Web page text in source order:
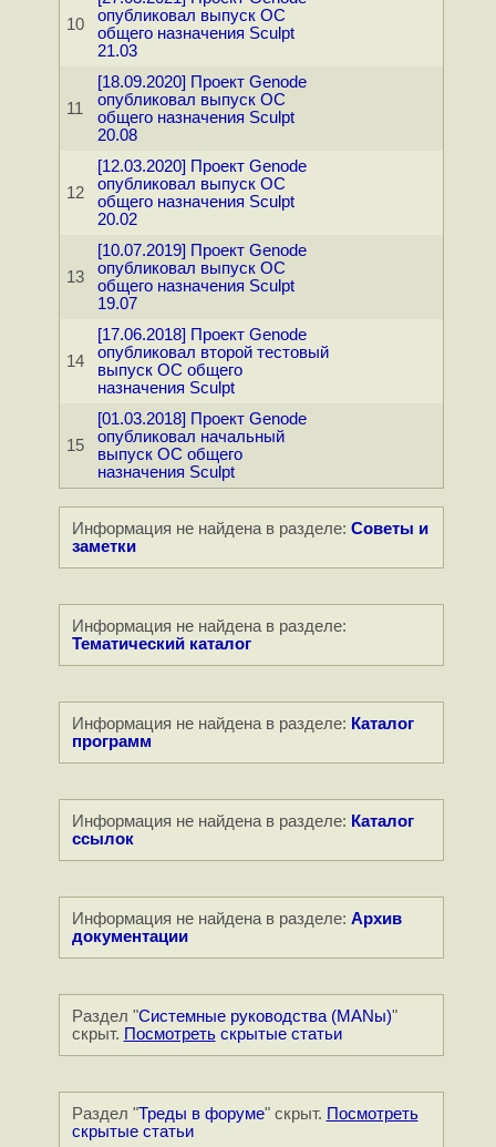
10
опубликовал выпуск ОС
общего назначения Sculpt
21.03
11
[18.09.2020] Проект Genode
опубликовал выпуск ОС
общего назначения Sculpt
20.08
12
[12.03.2020] Проект Genode
опубликовал выпуск ОС
общего назначения Sculpt
20.02
13
[10.07.2019] Проект Genode
опубликовал выпуск ОС
общего назначения Sculpt
19.07
14
[17.06.2018] Проект Genode
опубликовал второй тестовый
выпуск ОС общего
назначения Sculpt
15
[01.03.2018] Проект Genode
опубликовал начальный
выпуск ОС общего
назначения Sculpt
Информация не найдена в разделе: Советы и
заметки
Информация не найдена в разделе:
Тематический каталог
Информация не найдена в разделе: Каталог
программ
Информация не найдена в разделе: Каталог
ссылок
Информация не найдена в разделе: Архив
документации
Раздел "Системные руководства (MANы)"
скрыт. Посмотретьскрытые статьи
Раздел "Треды в форуме" скрыт. Посмотреть
скрытые статьи